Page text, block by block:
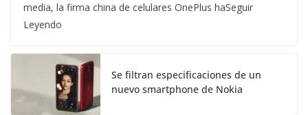
media, la firma china de celulares OnePlus haSeguir
Leyendo
Se filtran especificaciones de un
nuevo smartphone de Nokia